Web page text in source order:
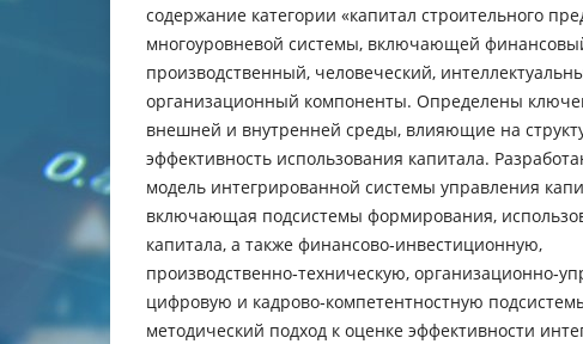
содержание категории «капитал строительного
многоуровневой системы, включающей
производственный, человеческий,
организационный компоненты. Определены
внешней и внутренней среды, влияющие на
эффективность использования капитала.
модель интегрированной системы управления
включающая подсистемы формирования,
капитала, а также финансово‑инвестиционную,
производственно‑техническую,
цифровую и кадрово‑компетентностную
методический подход к оценке эффективности